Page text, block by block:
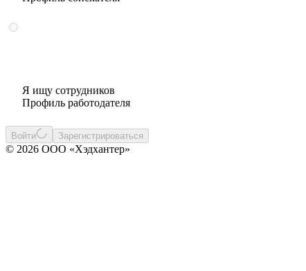
Я ищу сотрудников
Профиль работодателя
Войти Зарегистрироваться
© 2026 ООО «Хэдхантер»